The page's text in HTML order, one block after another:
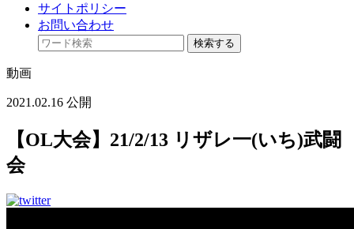
サイトポリシー
お問い合わせ
検索する
動画
2021.02.16 公開
【OL大会】21/2/13 リザレ一(いち)武闘
会